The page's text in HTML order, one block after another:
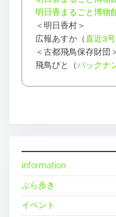
明日香まるごと博物
＜明日香村＞
広報あすか（直近3号
＜古都飛鳥保存財団
飛鳥びと（バックナ
information
ぶら歩き
イベント